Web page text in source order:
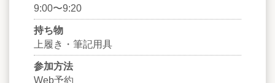
9:00〜9:20
持ち物
上履き・筆記用具
参加方法
Web予約